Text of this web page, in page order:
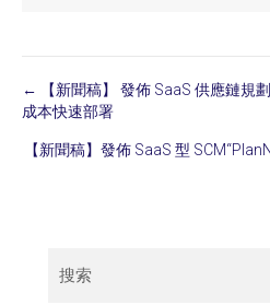
Posts
navigation
← 【新聞稿】 發佈 SaaS 供應鏈規
成本快速部署
【新聞稿】發佈 SaaS 型